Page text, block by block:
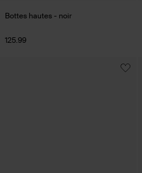
Bottes hautes - noir
125.99